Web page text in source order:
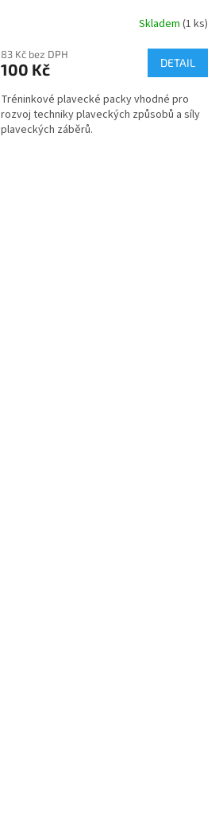
Skladem (1 ks)
83 Kč bez DPH
100 Kč DETAIL
Tréninkové plavecké packy vhodné pro
rozvoj techniky plaveckých způsobů a síly
plaveckých záběrů.